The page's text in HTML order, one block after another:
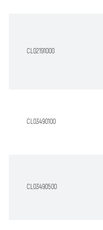
CL02191000
CL03490100
CL03490500